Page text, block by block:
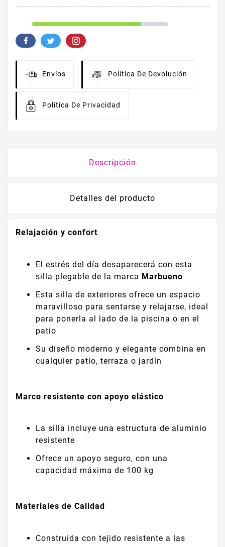
Envíos Política De Devolución
Política De Privacidad
Descripción
Detalles del producto
Relajación y confort
El estrés del día desaparecerá con esta
silla plegable de la marca Marbueno
Esta silla de exteriores ofrece un espacio
maravilloso para sentarse y relajarse, ideal
para ponerla al lado de la piscina o en el
patio
Su diseño moderno y elegante combina en
cualquier patio, terraza o jardín
Marco resistente con apoyo elástico
La silla incluye una estructura de aluminio
resistente
Ofrece un apoyo seguro, con una
capacidad máxima de 100 kg
Materiales de Calidad
Construida con tejido resistente a las